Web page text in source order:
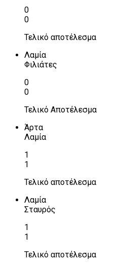
0
0
Τελικό αποτέλεσμα
Λαμία
Φιλιάτες
0
0
Τελικό Αποτέλεσμα
Άρτα
Λαμία
1
1
Τελικό αποτέλεσμα
Λαμία
Σταυρός
1
1
Τελικό αποτέλεσμα